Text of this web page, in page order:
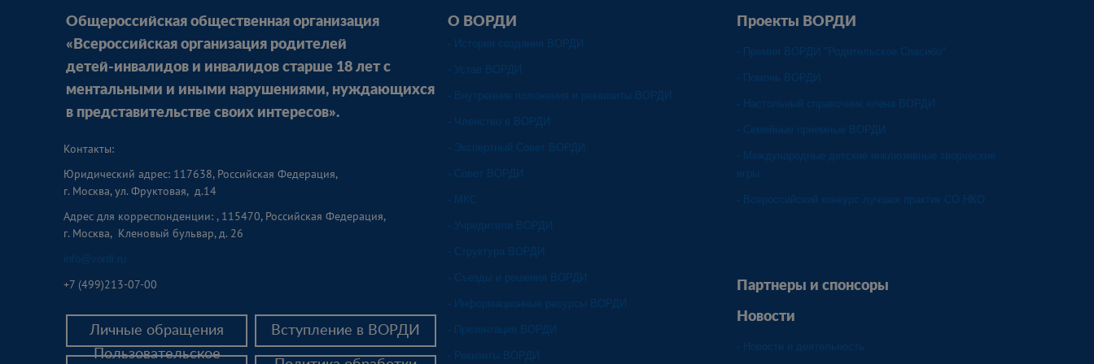
Общероссийская общественная организация
«Всероссийская организация родителей
детей-инвалидов и инвалидов старше 18 лет с
ментальными и иными нарушениями, нуждающихся
в представительстве своих интересов».
Контакты:
Юридический адрес: 117638, Российская Федерация,
г. Москва, ул. Фруктовая, д.14
Адрес для корреспонденции: , 115470, Российская Федерация,
г. Москва, Кленовый бульвар, д. 26
info@vordi.ru
+7 (499)213-07-00
Личные обращения
Вступление в ВОРДИ
Пользовательское
О ВОРДИ
- История создания ВОРДИ
- Устав ВОРДИ
- Внутренние положения и реквизиты ВОРДИ
- Членство в ВОРДИ
- Экспертный Совет ВОРДИ
- Совет ВОРДИ
- МКС
- Учредители ВОРДИ
- Структура ВОРДИ
- Съезды и решения ВОРДИ
- Информационные ресурсы ВОРДИ
- Презентация ВОРДИ
- Рекизиты ВОРДИ
Проекты ВОРДИ
- Премия ВОРДИ "Родительское Спасибо"
- Помочь ВОРДИ
- Настольный справочник члена ВОРДИ
- Семейные приемные ВОРДИ
-
Международные детские инклюзивные творческие
игры
- Всероссийский конкурс лучших практик СО НКО
Партнеры и спонсоры
Новости
- Новости и деятельность